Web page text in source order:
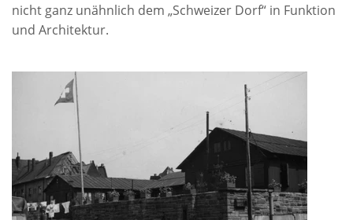
nicht ganz unähnlich dem „Schweizer Dorf“ in Funktion
und Architektur.